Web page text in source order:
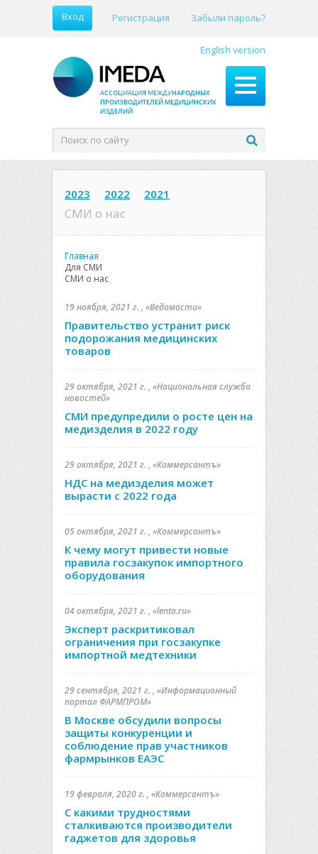
Вход Регистрация Забыли пароль?
English version
2023 2022 2021
СМИ о нас
Главная
Для СМИ
СМИ о нас
19 ноября, 2021 г. , «Ведомости»
Правительство устранит риск
подорожания медицинских
товаров
29 октября, 2021 г. , «Национальная служба
новостей»
СМИ предупредили о росте цен на
медизделия в 2022 году
29 октября, 2021 г. , «Коммерсантъ»
НДС на медизделия может
вырасти с 2022 года
05 октября, 2021 г. , «Коммерсантъ»
К чему могут привести новые
правила госзакупок импортного
оборудования
04 октября, 2021 г. , «lenta.ru»
Эксперт раскритиковал
ограничения при госзакупке
импортной медтехники
29 сентября, 2021 г. , «Информационный
портал ФАРМПРОМ»
В Москве обсудили вопросы
защиты конкуренции и
соблюдение прав участников
фармрынков ЕАЭС
19 февраля, 2020 г. , «Коммерсантъ»
С какими трудностями
сталкиваются производители
гаджетов для здоровья